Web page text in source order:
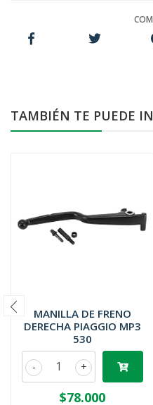
TAMBIÉN TE PUEDE
MANILLA DE FRENO
DERECHA PIAGGIO MP3
530
+
-
$78.000